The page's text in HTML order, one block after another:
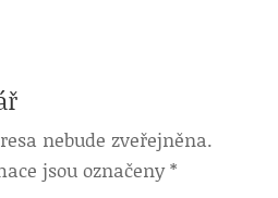
nebude zveřejněna.
jsou označeny*